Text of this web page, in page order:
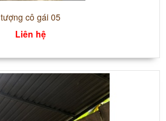
tượng cô gái 05
Liên hệ